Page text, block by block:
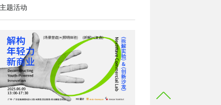
题活动